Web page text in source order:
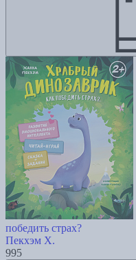
победить страх?
Пекхэм Х.
995